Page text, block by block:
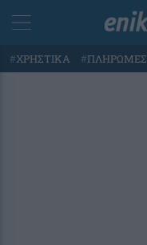
#ΧΡΗΣΤΙΚΑ #ΠΛΗΡΩΜΕΣ